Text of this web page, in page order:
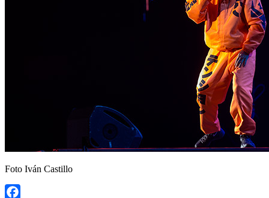
Foto Iván Castillo